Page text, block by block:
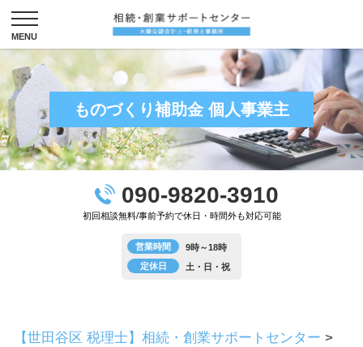
ものづくり補助金 個人事業主
090-9820-3910
初回相談無料/事前予約で休日・時間外も対応可能
営業時間
9時～18時
定休日
土・日・祝
【世田谷区 税理士】相続・創業サポートセンター >